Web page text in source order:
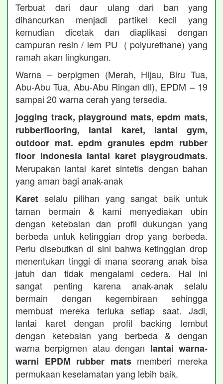
Terbuat dari daur ulang dari ban yang
dihancurkan menjadi partikel kecil yang
kemudian dicetak dan diaplikasi dengan
campuran resin / lem PU ( polyurethane) yang
ramah akan lingkungan.
Warna – berpigmen (Merah, Hijau, Biru Tua,
Abu-Abu Tua, Abu-Abu Ringan dll), EPDM – 19
sampai 20 warna cerah yang tersedia.
jogging track, playground mats, epdm mats,
rubberflooring, lantai karet, lantai gym,
outdoor mat. epdm granules epdm rubber
floor indonesia lantai karet playgroudmats.
Merupakan lantai karet sintetis dengan bahan
yang aman bagi anak-anak
Karet selalu pilihan yang sangat baik untuk
taman bermain & kami menyediakan ubin
dengan ketebalan dan profil dukungan yang
berbeda untuk ketinggian drop yang berbeda.
Perlu disebutkan di sini bahwa ketinggian drop
menentukan tinggi di mana seorang anak bisa
jatuh dan tidak mengalami cedera. Hal ini
sangat penting karena anak-anak selalu
bermain dengan kegembiraan sehingga
membuat mereka terluka setiap saat. Jadi,
lantai karet dengan profil backing lembut
dengan ketebalan yang berbeda & dengan
warna berpigmen atau dengan lantai warna-
warni EPDM rubber matsmemberi mereka
permukaan keselamatan yang lebih baik.